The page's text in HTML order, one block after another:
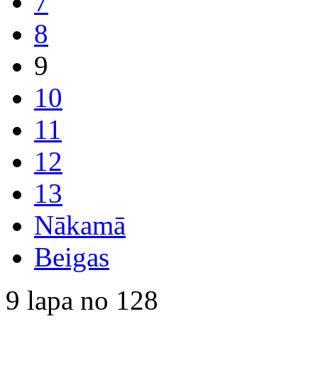
8
9
10
11
12
13
Nākamā
Beigas
9 lapa no 128